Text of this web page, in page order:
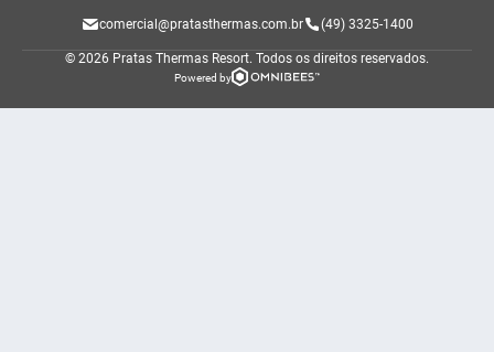
comercial@pratasthermas.com.br (49) 3325-1400
© 2026 Pratas Thermas Resort. Todos os direitos reservados.
Powered by